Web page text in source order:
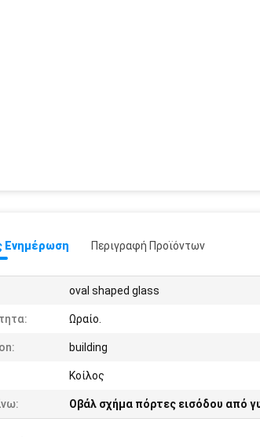
Ενημέρωση Περιγραφή Προϊόντων
oval shaped glass
Ωραίο.
building
Κοίλος
Οβάλ σχήμα πόρτες εισόδου από